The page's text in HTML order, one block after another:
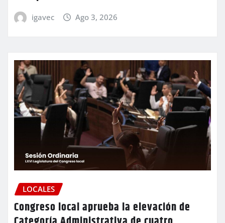
igavec Ago 3, 2026
LOCALES
Congreso local aprueba la elevación de